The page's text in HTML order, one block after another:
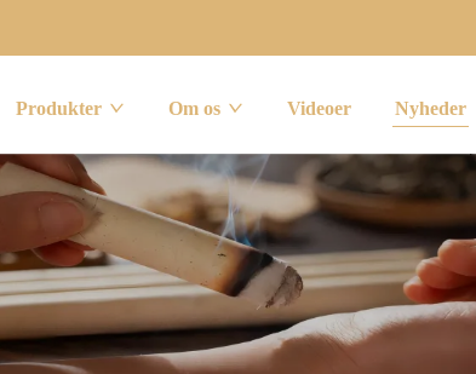
Produkter Om os Videoer Nyheder